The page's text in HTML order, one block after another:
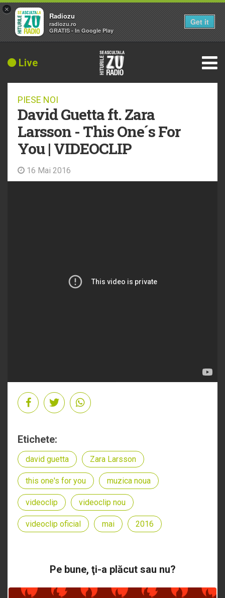
Live
PIESE NOI
David Guetta ft. Zara
Larsson - This One´s For
You | VIDEOCLIP
16 Mai 2016
Etichete:
david guetta Zara Larsson
this one's for you muzica noua
videoclip videoclip nou
videoclip oficial mai 2016
Pe bune, ţi-a plăcut sau nu?
×
Radiozu
radiozu.ro
GRATIS - In Google Play
Get it